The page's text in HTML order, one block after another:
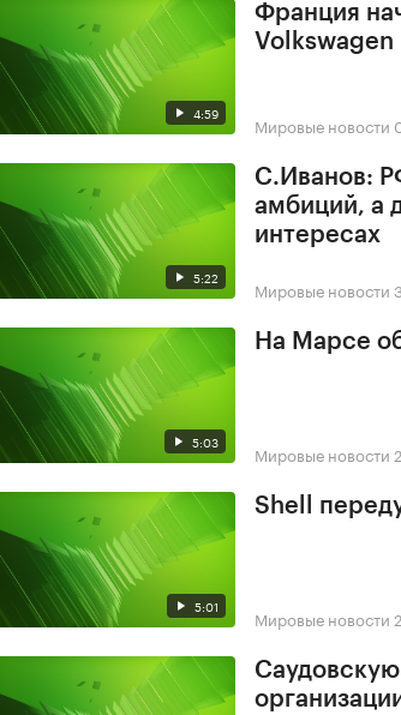
4:59
Франция
Volkswagen
Мировые новости
5:22
С.Иванов:
амбиций, а
интересах
Мировые новости
5:03
На Марсе
Мировые новости
5:01
Shell
Мировые новости